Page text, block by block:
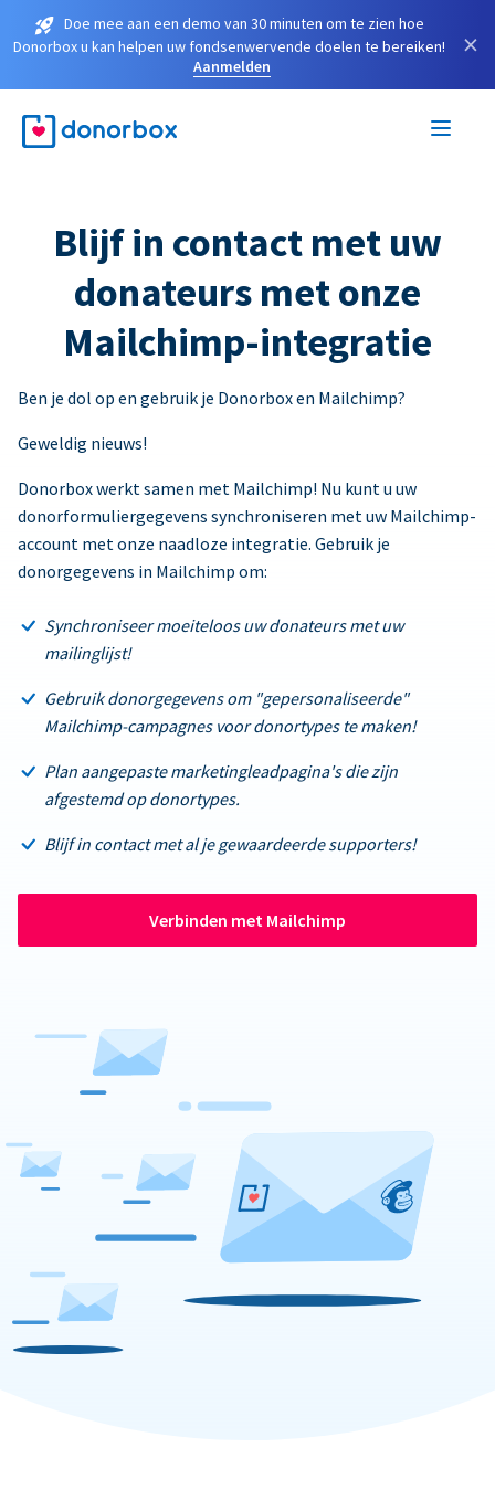
Doe mee aan een demo van 30 minuten om te zien hoe
Donorbox u kan helpen uw fondsenwervende doelen te bereiken!
Aanmelden
×
Blijf in contact met uw
donateurs met onze
Mailchimp-integratie
Ben je dol op en gebruik je Donorbox en Mailchimp?
Geweldig nieuws!
Donorbox werkt samen met Mailchimp! Nu kunt u uw
donorformuliergegevens synchroniseren met uw Mailchimp-
account met onze naadloze integratie. Gebruik je
donorgegevens in Mailchimp om:
Synchroniseer moeiteloos uw donateurs met uw
mailinglijst!
Gebruik donorgegevens om "gepersonaliseerde"
Mailchimp-campagnes voor donortypes te maken!
Plan aangepaste marketingleadpagina's die zijn
afgestemd op donortypes.
Blijf in contact met al je gewaardeerde supporters!
Verbinden met Mailchimp